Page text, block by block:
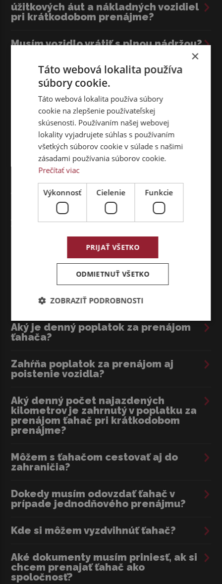
úžitkových áut a nákladných vozidiel
pri krátkodobom prenájme?
Musím vozidlo vrátiť s plnou nádržou?
Dokedy musím odovzdať nákladné
auto v prípade jednodňového
prenájmu?
Ako si môžem prenajať vozidlo ako
právnická osoba?
Čo je zahrnuté v sume za prenájom
ťahača?
Aké typy ťahačov si môžem prenajať?
Aké je štandardné vybavenie
ťahačov?
Na aké dlhé obdobie si môžem
prenajať ťahač?
odovzdať ho na inej pobočke?
Aký je denný poplatok za prenájom
ťahača?
Zahŕňa poplatok za prenájom aj
poistenie vozidla?
Aký denný počet najazdených
kilometrov je zahrnutý v poplatku za
prenájom ťahač pri krátkodobom
prenájme?
Môžem s ťahačom cestovať aj do
zahraničia?
Dokedy musím odovzdať ťahač v
prípade jednodňového prenájmu?
Kde si môžem vyzdvihnúť ťahač?
Aké dokumenty musím priniesť, ak si
chcem prenajať ťahač ako
spoločnosť?
×
Táto webová lokalita používa
súbory cookie.
Táto webová lokalita používa súbory
cookie na zlepšenie používateľskej
skúsenosti. Používaním našej webovej
lokality vyjadrujete súhlas s používaním
všetkých súborov cookie v súlade s našimi
zásadami používania súborov cookie.
Prečítať viac
Výkonnosť Cielenie Funkcie
PRIJAŤ VŠETKO
ODMIETNUŤ VŠETKO
ZOBRAZIŤ PODROBNOSTI